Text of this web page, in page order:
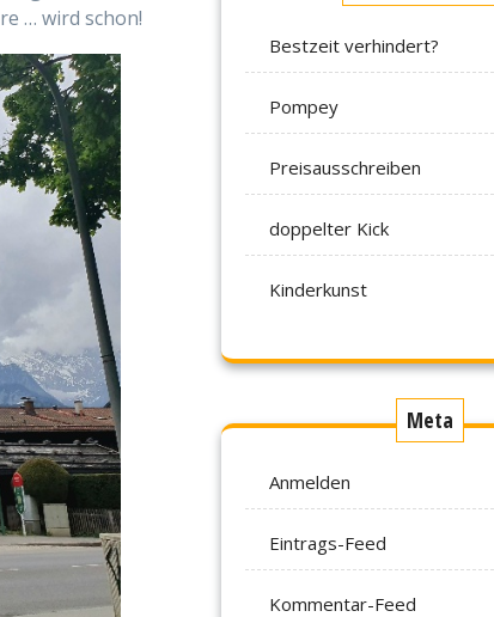
… wird schon!
Bestzeit verhindert?
Pompey
Preisausschreiben
doppelter Kick
Kinderkunst
Meta
Anmelden
Eintrags-Feed
Kommentar-Feed